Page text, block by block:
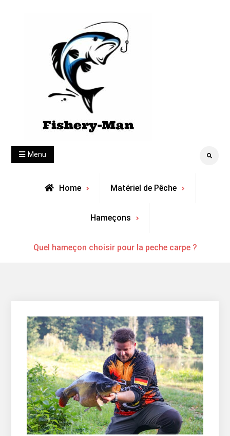
fishery-man
Menu Search
Home Matériel de Pêche
Hameçons
Quel hameçon choisir pour la peche carpe ?